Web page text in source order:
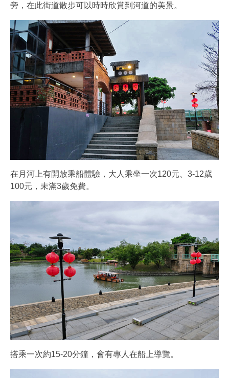
旁，在此街道散步可以時時欣賞到河道的美景。
在月河上有開放乘船體驗，大人乘坐一次120元、3-12歲
100元，未滿3歲免費。
搭乘一次約15-20分鐘，會有專人在船上導覽。